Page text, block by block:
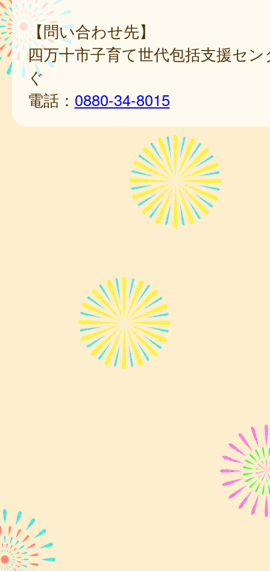
【問い合わせ先】
四万十市子育て世代包括支援セ
ぐ
電話： 0880-34-8015